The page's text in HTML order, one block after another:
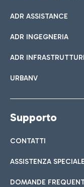
ADR ASSISTANCE
ADR INGEGNERIA
ADR
URBANV
Supporto
CONTATTI
ASSISTENZA SPECIALE
DOMANDE